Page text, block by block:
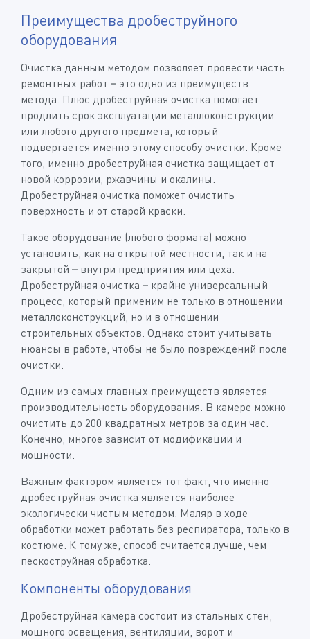
Преимущества дробеструйного
оборудования
Очистка данным методом позволяет провести часть
ремонтных работ – это одно из преимуществ
метода. Плюс дробеструйная очистка помогает
продлить срок эксплуатации металлоконструкции
или любого другого предмета, который
подвергается именно этому способу очистки. Кроме
того, именно дробеструйная очистка защищает от
новой коррозии, ржавчины и окалины.
Дробеструйная очистка поможет очистить
поверхность и от старой краски.
Такое оборудование (любого формата) можно
установить, как на открытой местности, так и на
закрытой – внутри предприятия или цеха.
Дробеструйная очистка – крайне универсальный
процесс, который применим не только в отношении
металлоконструкций, но и в отношении
строительных объектов. Однако стоит учитывать
нюансы в работе, чтобы не было повреждений после
очистки.
Одним из самых главных преимуществ является
производительность оборудования. В камере можно
очистить до 200 квадратных метров за один час.
Конечно, многое зависит от модификации и
мощности.
Важным фактором является тот факт, что именно
дробеструйная очистка является наиболее
экологически чистым методом. Маляр в ходе
обработки может работать без респиратора, только в
костюме. К тому же, способ считается лучше, чем
пескоструйная обработка.
Компоненты оборудования
Дробеструйная камера состоит из стальных стен,
мощного освещения, вентиляции, ворот и